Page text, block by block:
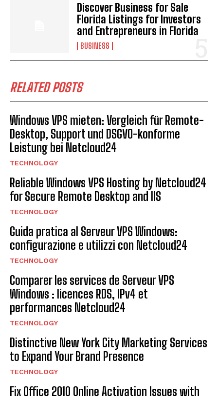
Discover Business for Sale
Florida Listings for Investors
and Entrepreneurs in Florida
BUSINESS
RELATED POSTS
Windows VPS mieten: Vergleich für Remote-
Desktop, Support und DSGVO-konforme
Leistung bei Netcloud24
TECHNOLOGY
Reliable Windows VPS Hosting by Netcloud24
for Secure Remote Desktop and IIS
TECHNOLOGY
Guida pratica al Serveur VPS Windows:
configurazione e utilizzi con Netcloud24
TECHNOLOGY
Comparer les services de Serveur VPS
Windows : licences RDS, IPv4 et
performances Netcloud24
TECHNOLOGY
Distinctive New York City Marketing Services
to Expand Your Brand Presence
TECHNOLOGY
Fix Office 2010 Online Activation Issues with